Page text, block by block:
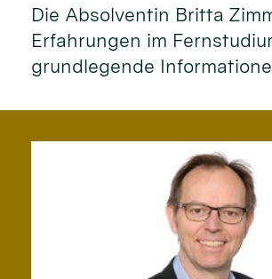
Die Absolventin Britta
Erfahrungen im
grundlegende